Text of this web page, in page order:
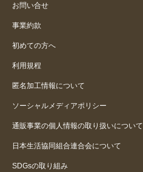
お問い合せ
事業約款
初めての方へ
利用規程
匿名加工情報について
ソーシャルメディアポリシー
通販事業の個人情報の取り扱いについて
日本生活協同組合連合会について
SDGsの取り組み